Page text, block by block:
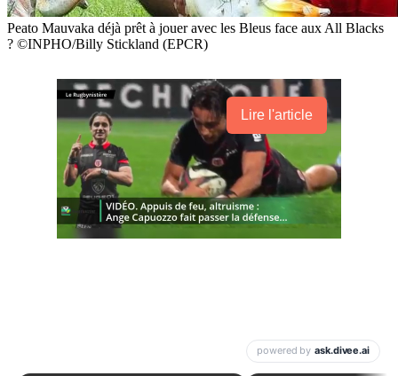
Peato Mauvaka déjà prêt à jouer avec les Bleus face aux All Blacks
? ©INPHO/Billy Stickland (EPCR)
Lire l'article